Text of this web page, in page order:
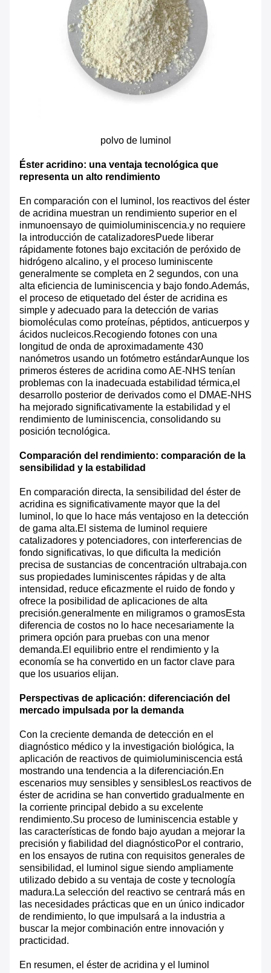
polvo de luminol
Éster acridino: una ventaja tecnológica que
representa un alto rendimiento
En comparación con el luminol, los reactivos del éster
de acridina muestran un rendimiento superior en el
inmunoensayo de quimioluminiscencia.y no requiere
la introducción de catalizadoresPuede liberar
rápidamente fotones bajo excitación de peróxido de
hidrógeno alcalino, y el proceso luminiscente
generalmente se completa en 2 segundos, con una
alta eficiencia de luminiscencia y bajo fondo.Además,
el proceso de etiquetado del éster de acridina es
simple y adecuado para la detección de varias
biomoléculas como proteínas, péptidos, anticuerpos y
ácidos nucleicos.Recogiendo fotones con una
longitud de onda de aproximadamente 430
nanómetros usando un fotómetro estándarAunque los
primeros ésteres de acridina como AE-NHS tenían
problemas con la inadecuada estabilidad térmica,el
desarrollo posterior de derivados como el DMAE-NHS
ha mejorado significativamente la estabilidad y el
rendimiento de luminiscencia, consolidando su
posición tecnológica.
Comparación del rendimiento: comparación de la
sensibilidad y la estabilidad
En comparación directa, la sensibilidad del éster de
acridina es significativamente mayor que la del
luminol, lo que lo hace más ventajoso en la detección
de gama alta.El sistema de luminol requiere
catalizadores y potenciadores, con interferencias de
fondo significativas, lo que dificulta la medición
precisa de sustancias de concentración ultrabaja.con
sus propiedades luminiscentes rápidas y de alta
intensidad, reduce eficazmente el ruido de fondo y
ofrece la posibilidad de aplicaciones de alta
precisión.generalmente en miligramos o gramosEsta
diferencia de costos no lo hace necesariamente la
primera opción para pruebas con una menor
demanda.El equilibrio entre el rendimiento y la
economía se ha convertido en un factor clave para
que los usuarios elijan.
Perspectivas de aplicación: diferenciación del
mercado impulsada por la demanda
Con la creciente demanda de detección en el
diagnóstico médico y la investigación biológica, la
aplicación de reactivos de quimioluminiscencia está
mostrando una tendencia a la diferenciación.En
escenarios muy sensibles y sensiblesLos reactivos de
éster de acridina se han convertido gradualmente en
la corriente principal debido a su excelente
rendimiento.Su proceso de luminiscencia estable y
las características de fondo bajo ayudan a mejorar la
precisión y fiabilidad del diagnósticoPor el contrario,
en los ensayos de rutina con requisitos generales de
sensibilidad, el luminol sigue siendo ampliamente
utilizado debido a su ventaja de coste y tecnología
madura.La selección del reactivo se centrará más en
las necesidades prácticas que en un único indicador
de rendimiento, lo que impulsará a la industria a
buscar la mejor combinación entre innovación y
practicidad.
En resumen, el éster de acridina y el luminol